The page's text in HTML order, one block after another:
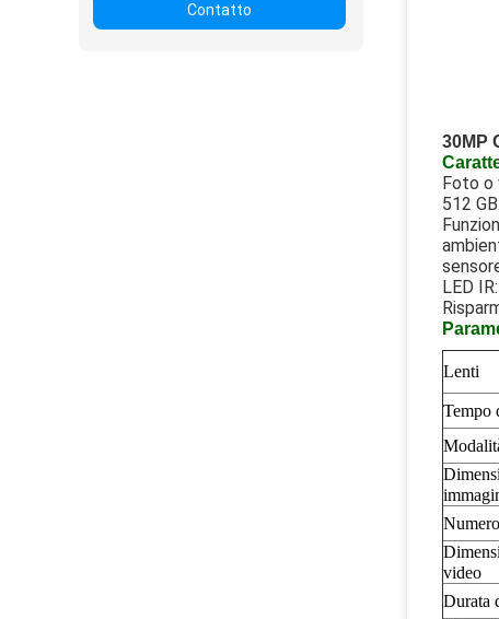
Contatto
30MP
Foto o
512 GB.
LED
Lenti
Tempo
video
Durata